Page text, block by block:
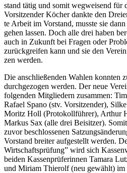
stand tätig und somit weg­wei­send für
Vor­sit­zen­der Köcher dank­te den
te Arbeit im Vor­stand, muss­te sie
gehen las­sen. Doch alle drei haben
auch in Zukunft bei Fra­gen oder
zurück­grei­fen kann und sie den
zen werden.
Die anschlie­ßen­den Wah­len konn­ten
durch­ge­zo­gen wer­den. Der neue
fol­gen­den Mit­glie­dern zusam­men:
Rafa­el Spa­no (stv. Vor­sit­zen­der),
Moritz Holl (Pro­to­koll­füh­rer), Arthur
Mar­kus Sax (alle drei Bei­sit­zer).
zuvor beschlos­se­nen
Vor­stand brei­ter auf­ge­stellt wer­den.
Wirt­schafts­prü­fung” wird sich
bei­den Kas­sen­prü­fe­rin­nen Tama­ra
und Miri­am Thie­rolf (neu gewählt) im